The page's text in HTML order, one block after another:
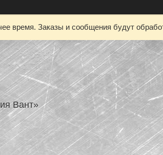
время. Заказы и сообщения будут
Вант»